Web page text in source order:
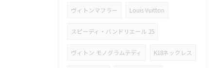
ヴィトンマフラー Louis Vuitton
スピーディ・バンドリエール 25
ヴィトン モノグラムテディ K18ネックレス